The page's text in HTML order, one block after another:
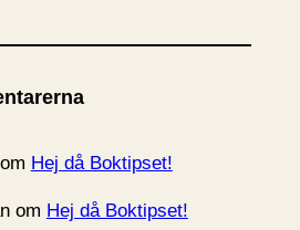
Hej då Boktipset!
om Hej då Boktipset!